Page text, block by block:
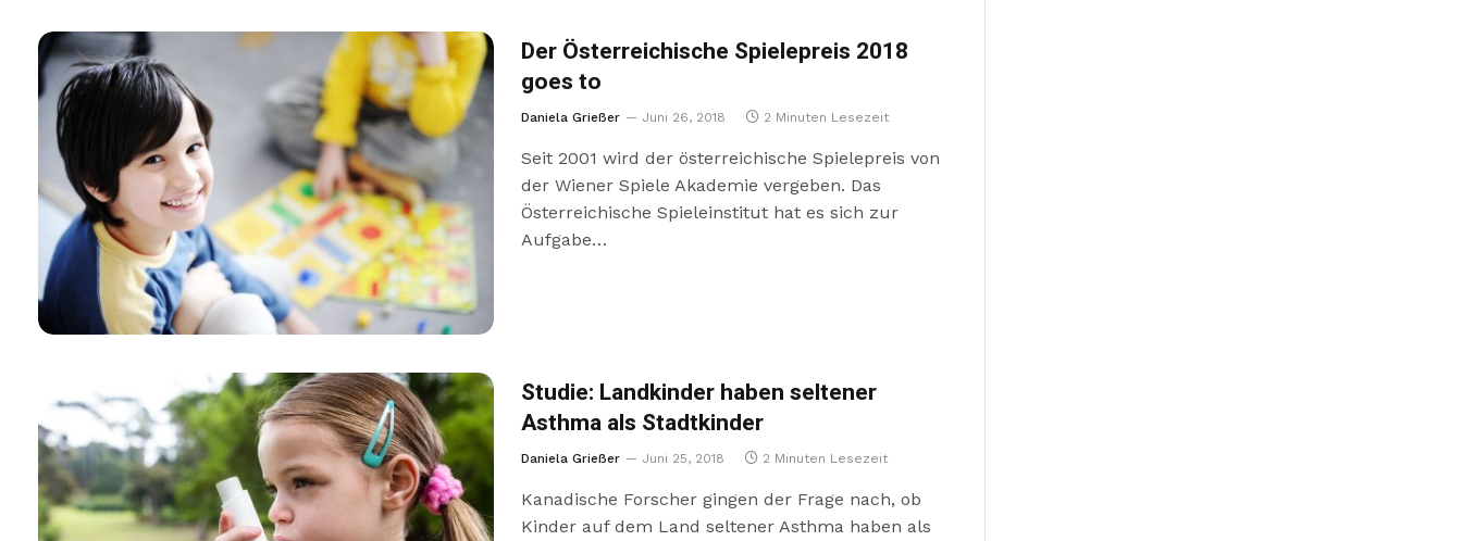
Der Österreichische Spielepreis 2018
goes to
Daniela Grießer Juni 26, 2018 2 Minuten Lesezeit
Seit 2001 wird der österreichische Spielepreis von
der Wiener Spiele Akademie vergeben. Das
Österreichische Spieleinstitut hat es sich zur
Aufgabe…
Studie: Landkinder haben seltener
Asthma als Stadtkinder
Daniela Grießer Juni 25, 2018 2 Minuten Lesezeit
Kanadische Forscher gingen der Frage nach, ob
Kinder auf dem Land seltener Asthma haben als